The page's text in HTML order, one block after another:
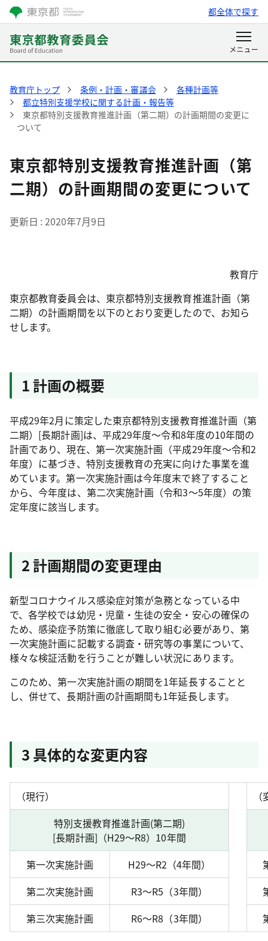
都全体で探す
教育庁トップ 条例・計画・審議会
各種計画等
都立特別支援学校に関する計画・報告等
東京都特別支援教育推進計画（第二期）の計画期間の変更に
ついて
東京都特別支援教育推進計画（第
二期）の計画期間の変更について
更新日 2020年7月9日
教育庁
東京都教育委員会は、東京都特別支援教育推進計画（第
二期）の計画期間を以下のとおり変更したので、お知ら
せします。
1 計画の概要
平成29年2月に策定した東京都特別支援教育推進計画（第
二期）[長期計画]は、平成29年度～令和8年度の10年間の
計画であり、現在、第一次実施計画（平成29年度～令和2
年度）に基づき、特別支援教育の充実に向けた事業を進
めています。第一次実施計画は今年度末で終了すること
から、今年度は、第二次実施計画（令和3～5年度）の策
定年度に該当します。
2 計画期間の変更理由
新型コロナウイルス感染症対策が急務となっている中
で、各学校では幼児・児童・生徒の安全・安心の確保の
ため、感染症予防策に徹底して取り組む必要があり、第
一次実施計画に記載する調査・研究等の事業について、
様々な検証活動を行うことが難しい状況にあります。
このため、第一次実施計画の期間を1年延長することと
し、併せて、長期計画の計画期間も1年延長します。
3 具体的な変更内容
（現行）
特別支援教育推進計画(第二期)
[長期計画]（H29～R8）10年間
第一次実施計画
H29～R2（4年間）
第二次実施計画
R3～R5（3年間）
第三次実施計画
R6～R8（3年間）